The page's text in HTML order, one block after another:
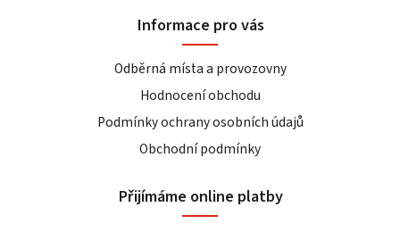
Informace pro vás
Odběrná místa a provozovny
Hodnocení obchodu
Podmínky ochrany osobních údajů
Obchodní podmínky
Přijímáme online platby